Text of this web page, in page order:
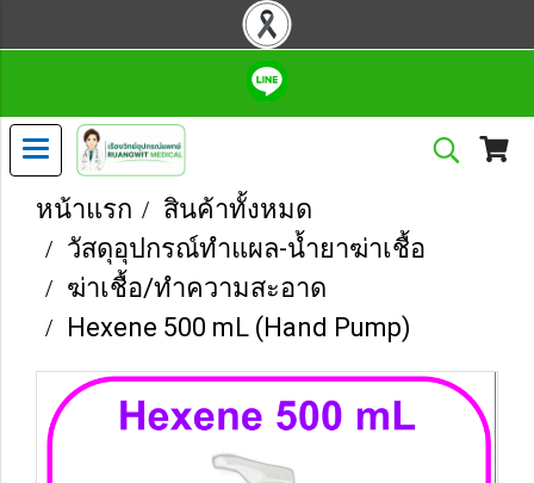
หน้าแรก
สินค้าทั้งหมด
วัสดุอุปกรณ์ทำแผล-น้ำยาฆ่าเชื้อ
ฆ่าเชื้อ/ทำความสะอาด
Hexene 500 mL (Hand Pump)